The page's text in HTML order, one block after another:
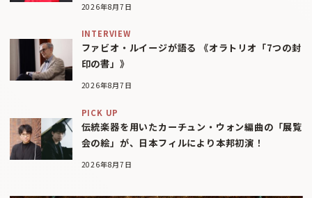
2026年8月7日
INTERVIEW
ファビオ・ルイージが語る 《オラトリオ「7つの封
印の書」》
2026年8月7日
PICK UP
伝統楽器を用いたカーチュン・ウォン編曲の「展覧
会の絵」が、日本フィルにより本邦初演！
2026年8月7日